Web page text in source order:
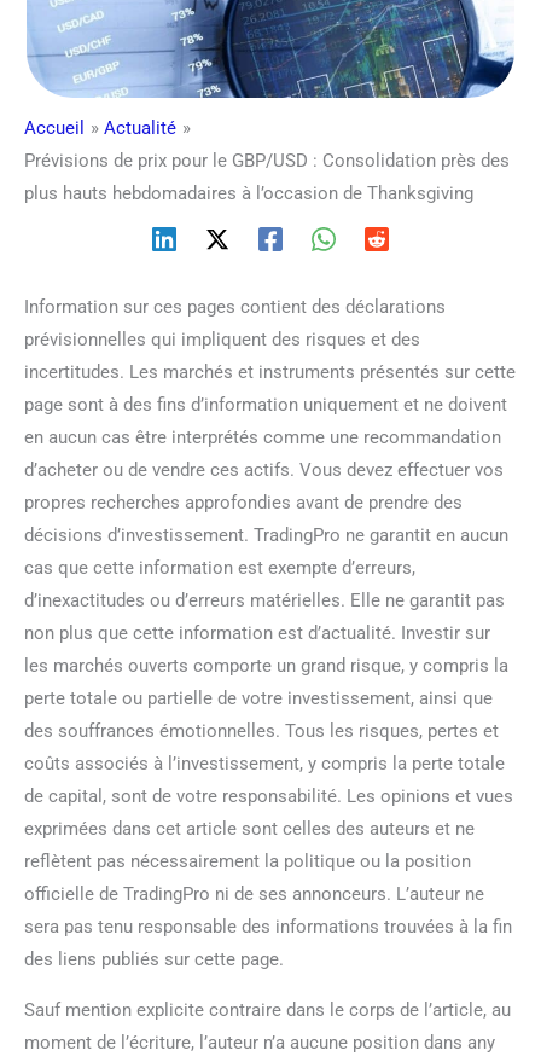
Accueil
Actualité
Prévisions de prix pour le GBP/USD : Consolidation près des
plus hauts hebdomadaires à l’occasion de Thanksgiving
Information sur ces pages contient des déclarations
prévisionnelles qui impliquent des risques et des
incertitudes. Les marchés et instruments présentés sur cette
page sont à des fins d’information uniquement et ne doivent
en aucun cas être interprétés comme une recommandation
d’acheter ou de vendre ces actifs. Vous devez effectuer vos
propres recherches approfondies avant de prendre des
décisions d’investissement. TradingPro ne garantit en aucun
cas que cette information est exempte d’erreurs,
d’inexactitudes ou d’erreurs matérielles. Elle ne garantit pas
non plus que cette information est d’actualité. Investir sur
les marchés ouverts comporte un grand risque, y compris la
perte totale ou partielle de votre investissement, ainsi que
des souffrances émotionnelles. Tous les risques, pertes et
coûts associés à l’investissement, y compris la perte totale
de capital, sont de votre responsabilité. Les opinions et vues
exprimées dans cet article sont celles des auteurs et ne
reflètent pas nécessairement la politique ou la position
officielle de TradingPro ni de ses annonceurs. L’auteur ne
sera pas tenu responsable des informations trouvées à la fin
des liens publiés sur cette page.
Sauf mention explicite contraire dans le corps de l’article, au
moment de l’écriture, l’auteur n’a aucune position dans any